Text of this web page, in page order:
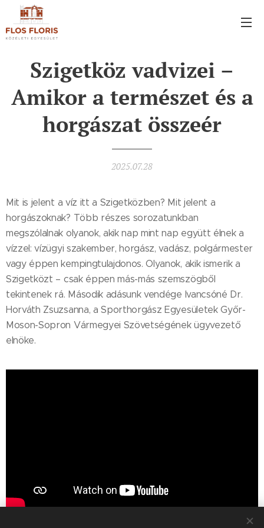
Szigetköz vadvizei –
Amikor a természet és a
horgászat összeér
2025.07.28
Mit is jelent a víz itt a Szigetközben? Mit jelent a
horgászoknak? Több részes sorozatunkban
megszólalnak olyanok, akik nap mint nap együtt élnek a
vízzel: vízügyi szakember, horgász, vadász, polgármester
vagy éppen kempingtulajdonos. Olyanok, akik ismerik a
Szigetközt – csak éppen más-más szemszögből
tekintenek rá. Második adásunk vendége Ivancsóné Dr.
Horváth Zsuzsanna, a Sporthorgász Egyesületek Győr-
Moson-Sopron Vármegyei Szövetségének ügyvezető
elnöke.